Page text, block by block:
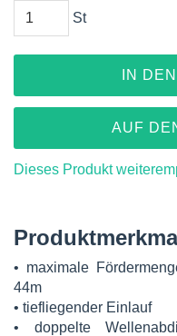
St
IN
AUF
Dieses Produkt
• maximale
44m
• tiefliegender Einlauf
• doppelte